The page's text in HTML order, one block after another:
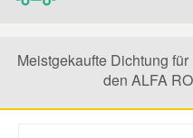
Meistgekaufte Dichtung
den ALFA
Kia Ersatzteile